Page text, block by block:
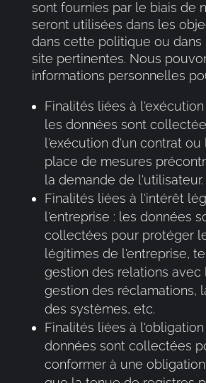
sont fournies par le biais de
seront utilisées dans les
dans cette politique ou dans
site pertinentes. Nous
informations personnelles
Finalités liées à
les données sont
l'exécution d'un contrat ou
place de mesures
la demande de l'utilisateur.
Finalités liées à l'intérêt
l'entreprise : les données
collectées pour protéger
légitimes de l'entreprise,
gestion des relations avec
gestion des réclamations,
des systèmes, etc.
Finalités liées à
données sont collectées
conformer à une